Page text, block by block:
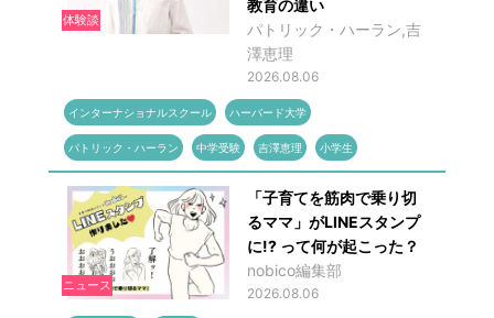
体験談
教育の違い
パトリック・ハーラン,吉
澤恵理
2026.08.06
インターナショナルスクール ハーバード大学
パトリック・ハーラン 中学受験 吉澤恵理 小学生
ニュース
「子育てを筋肉で乗り切
るママ」がLINEスタンプ
に!? って何が起こった？
nobico編集部
2026.08.06